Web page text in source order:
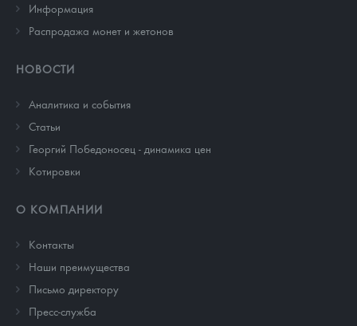
Информация
Распродажа монет и жетонов
НОВОСТИ
Аналитика и события
Cтатьи
Георгий Победоносец - динамика цен
Котировки
О КОМПАНИИ
Контакты
Наши преимущества
Письмо директору
Пресс-служба